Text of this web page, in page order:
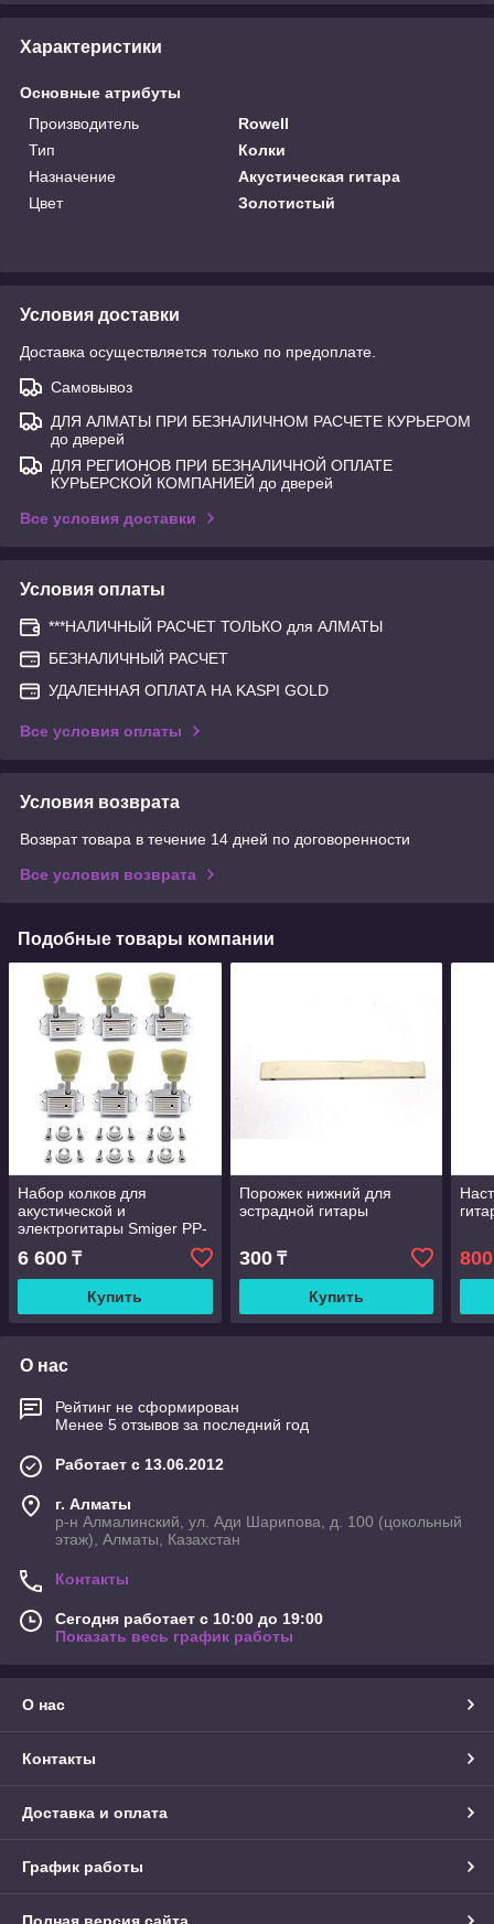
Характеристики
Основные атрибуты
Производитель
Rowell
Тип
Колки
Назначение
Акустическая гитара
Цвет
Золотистый
Условия доставки
Доставка осуществляется только по предоплате.
Самовывоз
ДЛЯ АЛМАТЫ ПРИ БЕЗНАЛИЧНОМ РАСЧЕТЕ КУРЬЕРОМ
до дверей
ДЛЯ РЕГИОНОВ ПРИ БЕЗНАЛИЧНОЙ ОПЛАТЕ
КУРЬЕРСКОЙ КОМПАНИЕЙ до дверей
Все условия доставки
Условия оплаты
***НАЛИЧНЫЙ РАСЧЕТ ТОЛЬКО для АЛМАТЫ
БЕЗНАЛИЧНЫЙ РАСЧЕТ
УДАЛЕННАЯ ОПЛАТА НА KASPI GOLD
Все условия оплаты
Условия возврата
Возврат товара в течение 14 дней по договоренности
Все условия возврата
Подобные товары компании
Набор колков для
акустической и
электрогитары Smiger PP-
6 600 ₸
Купить
Порожек нижний для
эстрадной гитары
300₸
Купить
800
О нас
Рейтинг не сформирован
Менее 5 отзывов за последний год
Работает с 13.06.2012
г. Алматы
р-н Алмалинский, ул. Ади Шарипова, д. 100 (цокольный
этаж), Алматы, Казахстан
Контакты
Сегодня работает с 10:00 до 19:00
Показать весь график работы
О нас
Контакты
Доставка и оплата
График работы